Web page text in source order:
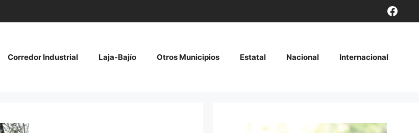
Corredor Industrial Laja-Bajío Otros Municipios Estatal Nacional Internacional